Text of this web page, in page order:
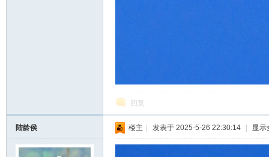
回复
陆龄侯 楼主 发表于 2025-5-26 22:30:14 显示